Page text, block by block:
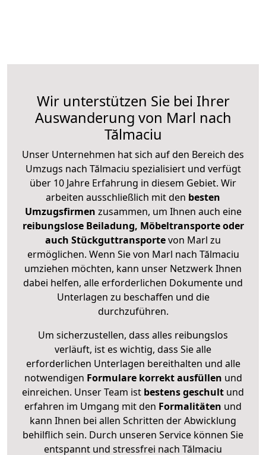
Wir unterstützen Sie bei Ihrer
Auswanderung von Marl nach
Tălmaciu
Unser Unternehmen hat sich auf den Bereich des
Umzugs nach Tălmaciu spezialisiert und verfügt
über 10 Jahre Erfahrung in diesem Gebiet. Wir
arbeiten ausschließlich mit den besten
Umzugsfirmen zusammen, um Ihnen auch eine
reibungslose Beiladung, Möbeltransporte oder
auch Stückguttransportevon Marl zu
ermöglichen. Wenn Sie von Marl nach Tălmaciu
umziehen möchten, kann unser Netzwerk Ihnen
dabei helfen, alle erforderlichen Dokumente und
Unterlagen zu beschaffen und die
durchzuführen.
Um sicherzustellen, dass alles reibungslos
verläuft, ist es wichtig, dass Sie alle
erforderlichen Unterlagen bereithalten und alle
notwendigen Formulare korrekt ausfüllen und
einreichen. Unser Team ist bestens geschult und
erfahren im Umgang mit den Formalitäten und
kann Ihnen bei allen Schritten der Abwicklung
behilflich sein. Durch unseren Service können Sie
entspannt und stressfrei nach Tălmaciu